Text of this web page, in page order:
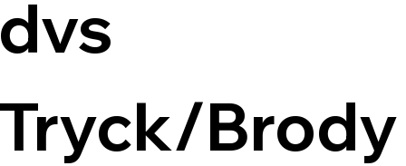
Brody